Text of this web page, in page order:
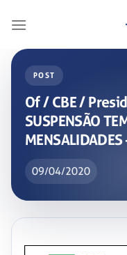
POST
Of / CBE /
SUSPENSÃO
09/04/2020